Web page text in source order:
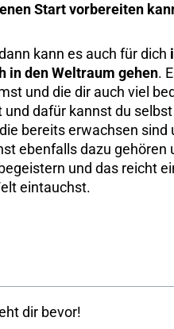
Start vorbereiten
kann es auch für dich
in den Weltraum gehen.
und die dir auch viel
dafür kannst du
bereits erwachsen
ebenfalls dazu
und das reicht
eintauchst.
dir bevor!